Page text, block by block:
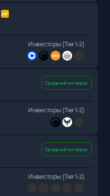
Инвесторы (Tier 1-2)
Средний интерес
Инвесторы (Tier 1-2)
Средний интерес
Инвесторы (Tier 1-2)